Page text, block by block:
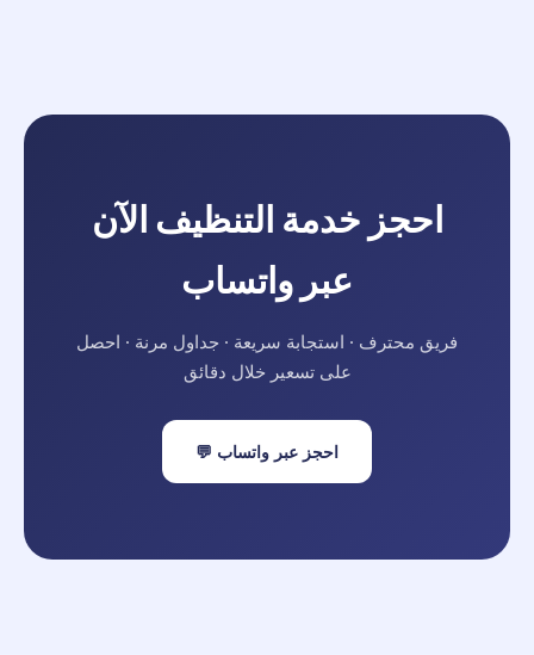
احجز خدمة التنظيف الآن
عبر واتساب
فريق محترف · استجابة سريعة · جداول مرنة · احصل
على تسعير خلال دقائق
احجز عبر واتساب 💬